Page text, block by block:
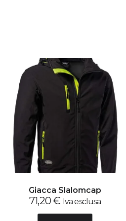
Giacca Slalomcap
71,20€ Iva esclusa